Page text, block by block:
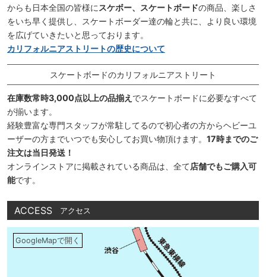
からも日本全国の皆様に スケボー、スケートボードの商品、楽しさ
をいち早く提供し、スケートボーダー達の輪と共に、より良い環境
を広げていきたいと思っております。
カリフォルニアストリートの歴史について
スケートボードのカリフォルニアストリート
在庫数常時3,000点以上の品揃え でスケートボードに必要なすべて
が揃います。
経験豊富な専門スタッフが常駐してるので初心者の方からヘビーユ
ーザーの方までいつでも安心してお買い物頂けます。 17時までのご
注文は当日発送！
オンラインストアに掲載されている商品は、全て店舗でもご購入可
能です。
ACCESS アクセス
GoogleMapで開く